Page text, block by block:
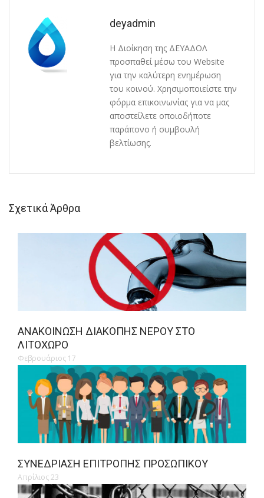
deyadmin
Η Διοίκηση της ΔΕΥΑΔΟΛ
προσπαθεί μέσω του Website
για την καλύτερη ενημέρωση
του κοινού. Χρησιμοποιείστε την
φόρμα επικοινωνίας για να μας
αποστείλετε οποιοδήποτε
παράπονο ή συμβουλή
βελτίωσης.
Σχετικά Άρθρα
ΑΝΑΚΟΊΝΩΣΗ ΔΙΑΚΟΠΉΣ ΝΕΡΟΎ ΣΤΟ
ΛΙΤΌΧΩΡΟ
Φεβρουάριος 17
ΣΥΝΕΔΡΊΑΣΗ ΕΠΙΤΡΟΠΉΣ ΠΡΟΣΩΠΙΚΟΎ
Απρίλιος 23